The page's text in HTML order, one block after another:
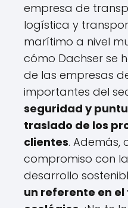
empresa de
logística y
marítimo a nivel
cómo Dachser se
de las empresas
importantes del
seguridad y
traslado de los
clientes. Además,
compromiso con
desarrollo
un referente en